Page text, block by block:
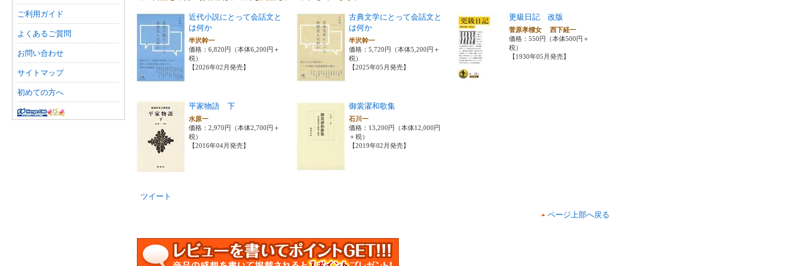
ご利用ガイド
よくあるご質問
お問い合わせ
サイトマップ
初めての方へ
近代小説にとって会話文と
は何か
半沢幹一
価格：6,820円（本体6,200円＋
税）
【2026年02月発売】
古典文学にとって会話文と
は何か
半沢幹一
価格：5,720円（本体5,200円＋
税）
【2025年05月発売】
更級日記 改版
菅原孝標女 西下経一
価格：550円（本体500円＋
税）
【1930年05月発売】
平家物語 下
水原一
価格：2,970円（本体2,700円＋
税）
【2016年04月発売】
御裳濯和歌集
石川一
価格：13,200円（本体12,000円
＋税）
【2019年02月発売】
ツイート
ページ上部へ戻る